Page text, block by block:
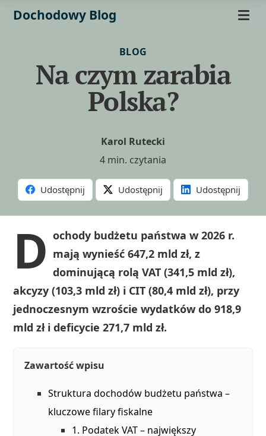
Dochodowy Blog
BLOG
Na czym zarabia
Polska?
Karol Rutecki
4 min. czytania
Udostępnij Udostępnij Udostępnij
D ochody budżetu państwa w 2026 r.
mają wynieść 647,2 mld zł, z
dominującą rolą VAT (341,5 mld zł),
akcyzy (103,3 mld zł) i CIT (80,4 mld zł), przy
jednoczesnym wzroście wydatków do 918,9
mld zł i deficycie 271,7 mld zł.
Zawartość wpisu
Struktura dochodów budżetu państwa –
kluczowe filary fiskalne
1. Podatek VAT – największy